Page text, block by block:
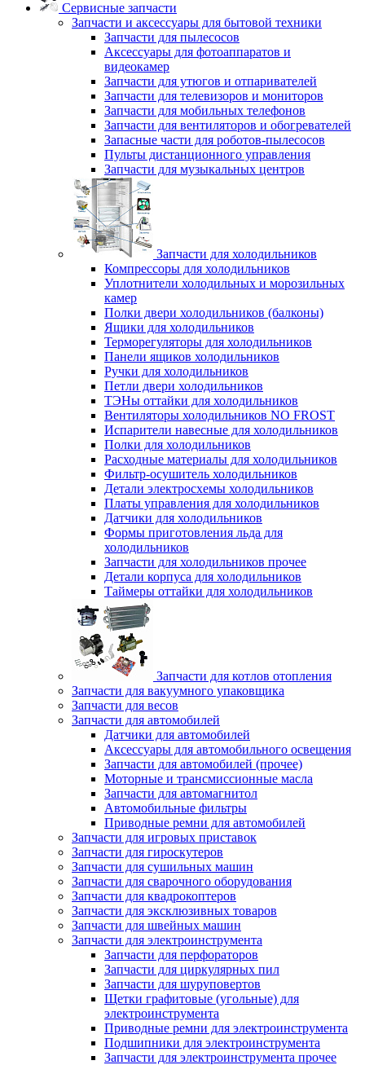
Сервисные запчасти
Запчасти и аксессуары для бытовой техники
Запчасти для пылесосов
Аксессуары для фотоаппаратов и
видеокамер
Запчасти для утюгов и отпаривателей
Запчасти для телевизоров и мониторов
Запчасти для мобильных телефонов
Запчасти для вентиляторов и обогревателей
Запасные части для роботов-пылесосов
Пульты дистанционного управления
Запчасти для музыкальных центров
Запчасти для холодильников
Компрессоры для холодильников
Уплотнители холодильных и морозильных
камер
Полки двери холодильников (балконы)
Ящики для холодильников
Терморегуляторы для холодильников
Панели ящиков холодильников
Ручки для холодильников
Петли двери холодильников
ТЭНы оттайки для холодильников
Вентиляторы холодильников NO FROST
Испарители навесные для холодильников
Полки для холодильников
Расходные материалы для холодильников
Фильтр-осушитель холодильников
Детали электросхемы холодильников
Платы управления для холодильников
Датчики для холодильников
Формы приготовления льда для
холодильников
Запчасти для холодильников прочее
Детали корпуса для холодильников
Таймеры оттайки для холодильников
Запчасти для котлов отопления
Запчасти для вакуумного упаковщика
Запчасти для весов
Запчасти для автомобилей
Датчики для автомобилей
Аксессуары для автомобильного освещения
Запчасти для автомобилей (прочее)
Моторные и трансмиссионные масла
Запчасти для автомагнитол
Автомобильные фильтры
Приводные ремни для автомобилей
Запчасти для игровых приставок
Запчасти для гироскутеров
Запчасти для сушильных машин
Запчасти для сварочного оборудования
Запчасти для квадрокоптеров
Запчасти для эксклюзивных товаров
Запчасти для швейных машин
Запчасти для электроинструмента
Запчасти для перфораторов
Запчасти для циркулярных пил
Запчасти для шуруповертов
Щетки графитовые (угольные) для
электроинструмента
Приводные ремни для электроинструмента
Подшипники для электроинструмента
Запчасти для электроинструмента прочее